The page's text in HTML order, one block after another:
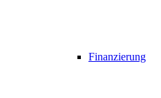
Finanzierung